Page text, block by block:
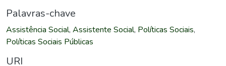
Palavras-chave
Assistência Social, Assistente Social, Políticas Sociais,
Políticas Sociais Públicas
URI